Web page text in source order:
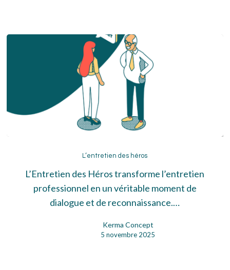
des
héros
L’entretien des héros
L’Entretien des Héros transforme l’entretien
professionnel en un véritable moment de
dialogue et de reconnaissance.…
Kerma Concept
5 novembre 2025